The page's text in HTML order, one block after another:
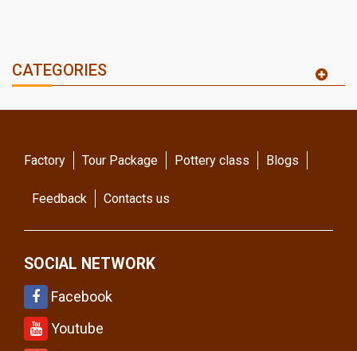
CATEGORIES
Factory Tour Package Pottery class Blogs
Feedback Contacts us
SOCIAL NETWORK
Facebook
Youtube